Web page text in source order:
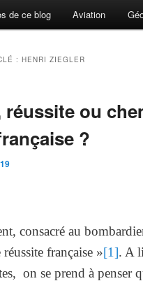
de ce blog Aviation
: HENRI ZIEGLER
réussite ou
?
consacré au
française »[1]. A
on se prend à penser